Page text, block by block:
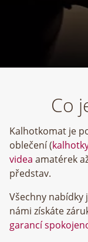
Co
Kalhotkomat je
oblečení (
videa amatérek
představ.
Všechny nabídky
námi získáte
garancí